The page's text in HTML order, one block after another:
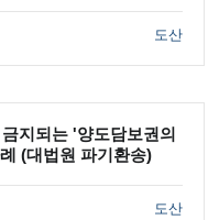
도산
지되는 '양도담보권의
(대법원 파기환송)
도산